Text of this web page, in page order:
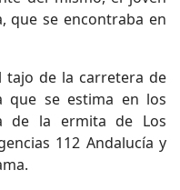
que se encontraba en
tajo de la carretera de
que se estima en los
de la ermita de Los
112 Andalucía y